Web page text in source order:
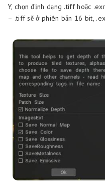
Y, chọn định dạng .tiff hoặc
– .tiff sẽ ở phiên bản 16 bit,